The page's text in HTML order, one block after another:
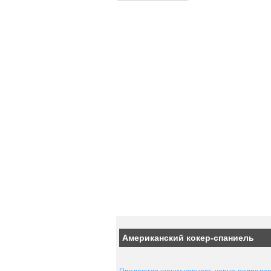
Американский кокер-спаниель